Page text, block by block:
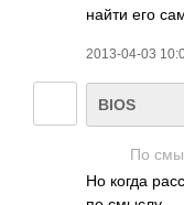
найти его
2013-04-03
BIOS
По
Но когда